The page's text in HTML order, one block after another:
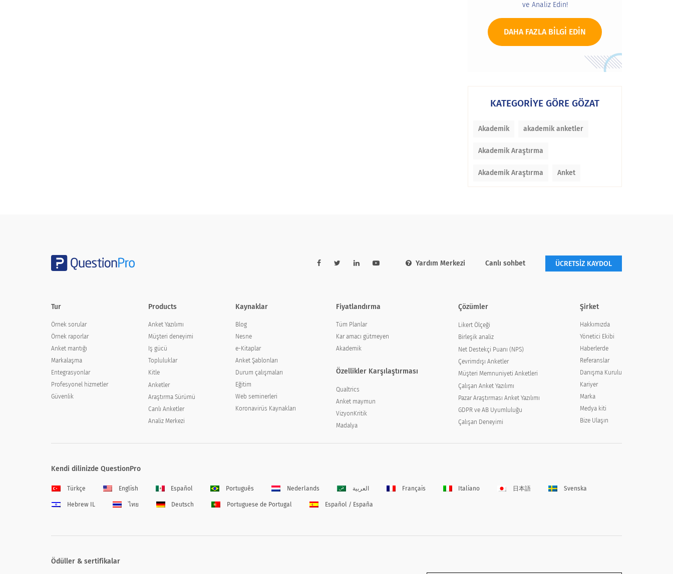
ve Analiz Edin!
DAHA FAZLA BILGI EDIN
KATEGORİYE GÖRE GÖZAT
Akademik akademik anketler
Akademik Araştırma
Akademik Araştırma Anket
Yardım Merkezi Canlı sohbet ÜCRETSİZ KAYDOL
Tur
Örnek sorular
Örnek raporlar
Anket mantığı
Markalaşma
Entegrasyonlar
Profesyonel hizmetler
Güvenlik
Products
Anket Yazılımı
Müşteri deneyimi
Iş gücü
Topluluklar
Kitle
Anketler
Araştırma Sürümü
Canlı Anketler
Analiz Merkezi
Kaynaklar
Blog
Nesne
e-Kitaplar
Anket Şablonları
Durum çalışmaları
Eğitim
Web seminerleri
Koronavirüs Kaynakları
Fiyatlandırma
Tüm Planlar
Kar amacı gütmeyen
Akademik
Özellikler Karşılaştırması
Qualtrics
Anket maymun
VizyonKritik
Madalya
Çözümler
Likert Ölçeği
Birleşik analiz
Net Destekçi Puanı (NPS)
Çevrimdışı Anketler
Müşteri Memnuniyeti Anketleri
Çalışan Anket Yazılımı
Pazar Araştırması Anket Yazılımı
GDPR ve AB Uyumluluğu
Çalışan Deneyimi
Şirket
Hakkımızda
Yönetici Ekibi
Haberlerde
Referanslar
Danışma Kurulu
Kariyer
Marka
Medya kiti
Bize Ulaşın
Kendi dilinizde QuestionPro
Türkçe English Español Português Nederlands العربية Français Italiano 日本語 Svenska
Hebrew IL ไทย Deutsch Portuguese de Portugal Español / España
Ödüller & sertifikalar